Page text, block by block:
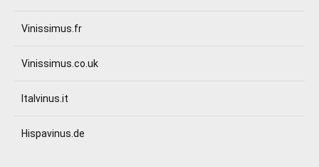
Vinissimus.fr
Vinissimus.co.uk
Italvinus.it
Hispavinus.de